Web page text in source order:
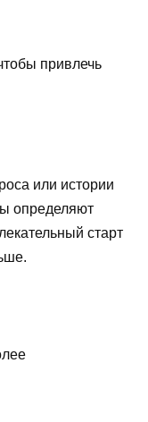
привлечь
или истории
определяют
старт